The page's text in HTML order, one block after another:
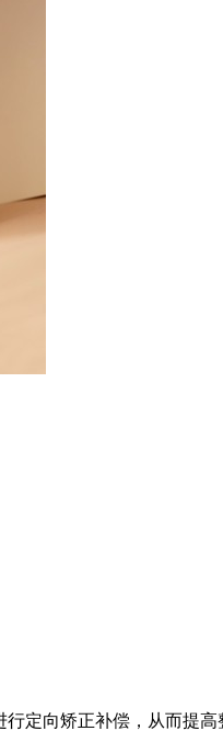
定向矫正补偿，从而提高